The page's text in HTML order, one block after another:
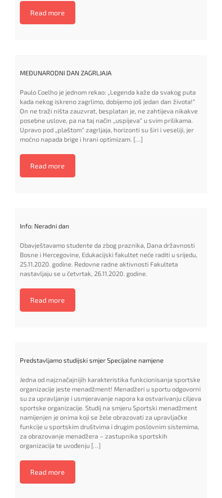
Read more
MEĐUNARODNI DAN ZAGRLJAJA
Paulo Coelho je jednom rekao: „Legenda kaže da svakog puta
kada nekog iskreno zagrlimo, dobijemo još jedan dan života!“
On ne traži ništa zauzvrat, besplatan je, ne zahtijeva nikakve
posebne uslove, pa na taj način „uspijeva“ u svim prilikama.
Upravo pod „plaštom“ zagrljaja, horizonti su širi i veseliji, jer
moćno napada brige i hrani optimizam. […]
Read more
Info: Neradni dan
Obavještavamo studente da zbog praznika, Dana državnosti
Bosne i Hercegovine, Edukacijski fakultet neće raditi u srijedu,
25.11.2020. godine. Redovne radne aktivnosti Fakulteta
nastavljaju se u četvrtak, 26.11.2020. godine.
Read more
Predstavljamo studijski smjer Specijalne namjene
Jedna od najznačajnijih karakteristika funkcionisanja sportske
organizacije jeste menadžment! Menadžeri u sportu odgovorni
su za upravljanje i usmjeravanje napora ka ostvarivanju ciljeva
sportske organizacije. Studij na smjeru Sportski menadžment
namijenjen je onima koji se žele obrazovati za upravljačke
funkcije u sportskim društvima i drugim poslovnim sistemima,
za obrazovanje menadžera – zastupnika sportskih
organizacija te uvođenju […]
Read more